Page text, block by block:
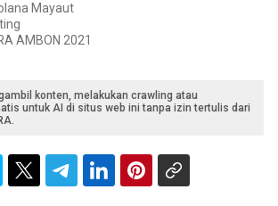
Mayaut
AMBON 2021
konten, melakukan crawling atau
untuk AI di situs web ini tanpa izin tertulis dari